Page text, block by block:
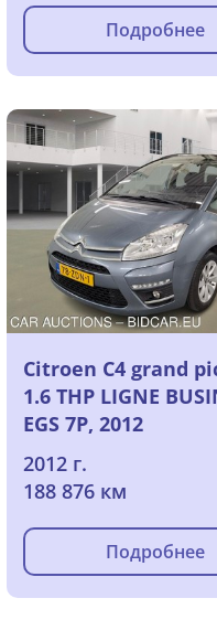
Подробнее
Citroen C4 grand
1.6 THP LIGNE
EGS 7P, 2012
2012 г.
188 876 км
Подробнее